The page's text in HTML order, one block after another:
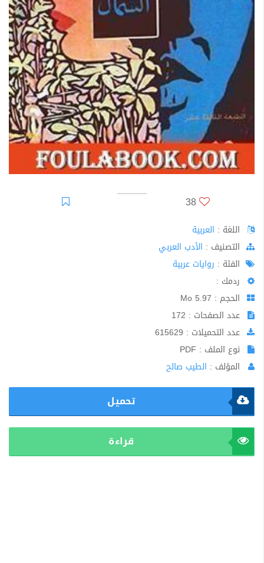
38
اللغة : العربية
اﻟﺘﺼﻨﻴﻒ : الأدب العربي
الفئة : روايات عربية
ردمك :
الحجم : 5.97 Mo
عدد الصفحات : 172
عدد التحميلات : 615629
نوع الملف : PDF
المؤلف : الطيب صالح
تحميل
قراءة